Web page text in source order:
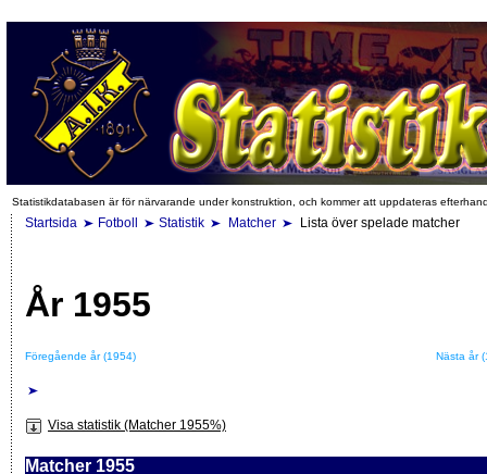
Statistikdatabasen är för närvarande under konstruktion, och kommer att uppdateras
Startsida Fotboll Statistik Matcher Lista över spelade matcher
År 1955
Föregående år (1954) Nästa år
Visa statistik (Matcher 1955%)
Matcher 1955